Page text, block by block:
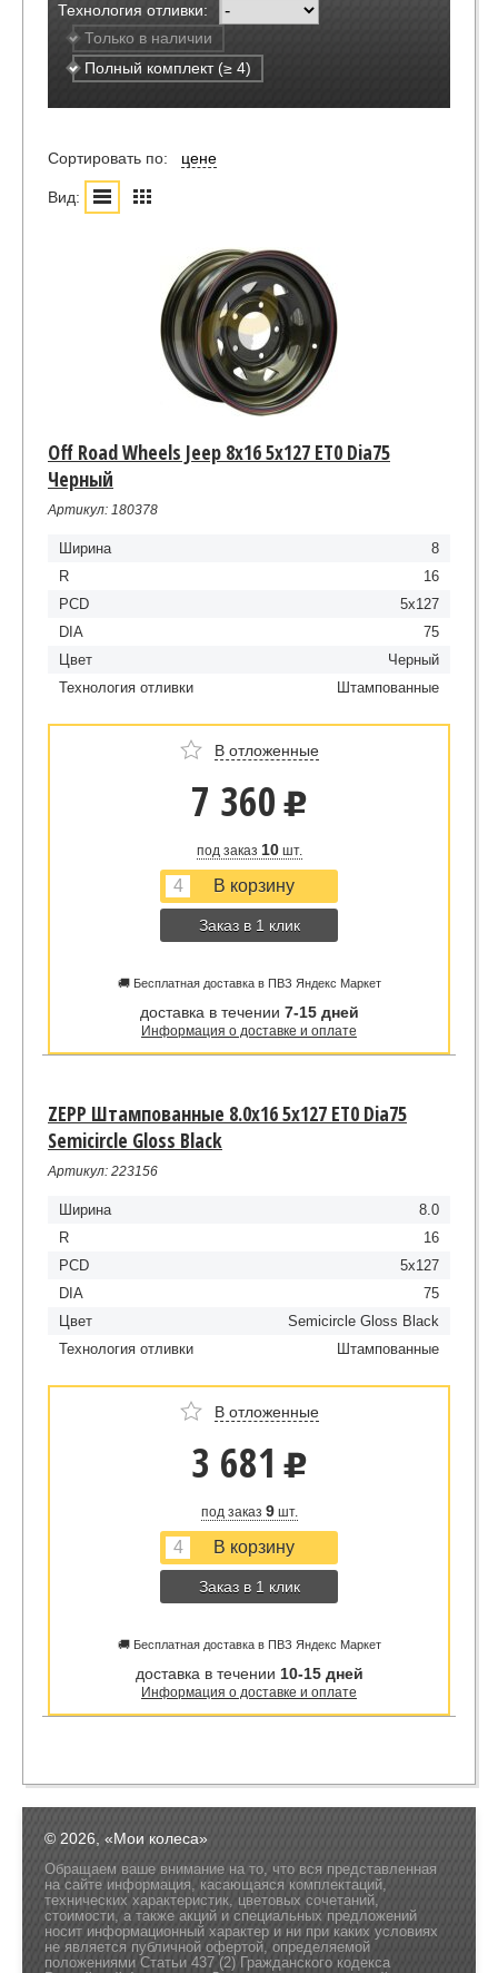
Технология отливки:
Только в наличии
Полный комплект (≥ 4)
Сортировать по: цене
Вид:
Off Road Wheels Jeep 8x16 5x127 ET0 Dia75
Черный
Артикул: 180378
Ширина
8
R
16
PCD
5x127
DIA
75
Цвет
Черный
Технология отливки
Штампованные
В отложенные
7 360 u
под заказ 10шт.
Заказ в 1 клик
🚚 Бесплатная доставка в ПВЗ Яндекс Маркет
доставка в течении 7-15 дней
Информация о доставке и оплате
ZEPP Штампованные 8.0x16 5x127 ET0 Dia75
Semicircle Gloss Black
Артикул: 223156
Ширина
8.0
R
16
PCD
5x127
DIA
75
Цвет
Semicircle Gloss Black
Технология отливки
Штампованные
В отложенные
3 681 u
под заказ 9шт.
Заказ в 1 клик
🚚 Бесплатная доставка в ПВЗ Яндекс Маркет
доставка в течении 10-15 дней
Информация о доставке и оплате
© 2026, «Мои колеса»
Обращаем ваше внимание на то, что вся представленная
на сайте информация, касающаяся комплектаций,
технических характеристик, цветовых сочетаний,
стоимости, а также акций и специальных предложений
носит информационный характер и ни при каких условиях
не является публичной офертой, определяемой
положениями Статьи 437 (2) Гражданского кодекса